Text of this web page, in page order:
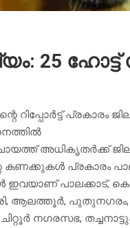
25
റിപ്പോര്‍ട്ട് പ്രകാരം
അധികൃതര്‍ക്ക് ജില്ലാ
കണക്കുകള്‍ പ്രകാരം
ഇവയാണ് പാലക്കാട്,
ആലത്തൂര്‍, പുതുനഗരം,
നഗരസഭ,